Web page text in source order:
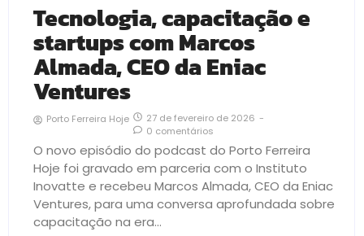
Tecnologia, capacitação e
startups com Marcos
Almada, CEO da Eniac
Ventures
Porto Ferreira Hoje 27 de fevereiro de 2026 -
0 comentários
O novo episódio do podcast do Porto Ferreira
Hoje foi gravado em parceria com o Instituto
Inovatte e recebeu Marcos Almada, CEO da Eniac
Ventures, para uma conversa aprofundada sobre
capacitação na era...